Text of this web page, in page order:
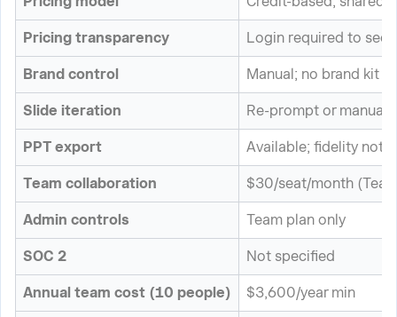
Pricing transparency Login required to see
Brand control Manual; no brand kit
Slide iteration Re-prompt or manual
PPT export Available; fidelity not
Team collaboration $30/seat/month
Admin controls Team plan only
SOC 2 Not specified
Annual team cost (10 people) $3,600/year min